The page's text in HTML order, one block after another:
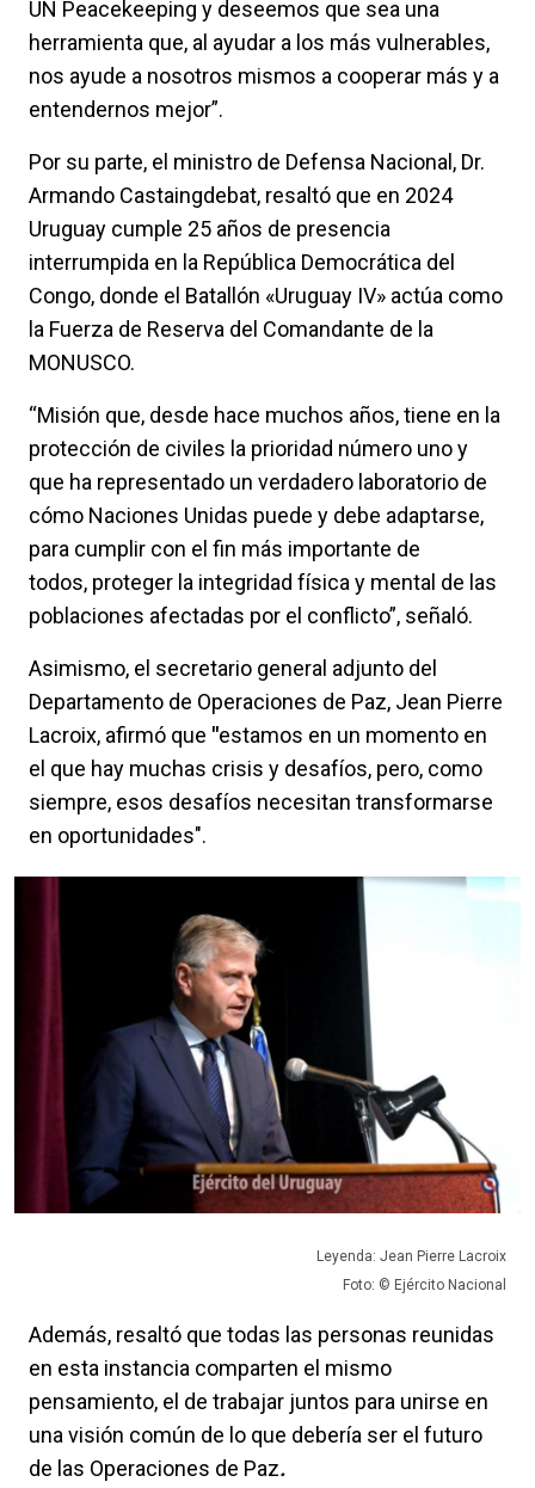
UN Peacekeeping y deseemos que sea una
herramienta que, al ayudar a los más vulnerables,
nos ayude a nosotros mismos a cooperar más y a
entendernos mejor”.
Por su parte, el ministro de Defensa Nacional, Dr.
Armando Castaingdebat, resaltó que en 2024
Uruguay cumple 25 años de presencia
interrumpida en la República Democrática del
Congo, donde el Batallón «Uruguay IV» actúa como
la Fuerza de Reserva del Comandante de la
MONUSCO.
“Misión que, desde hace muchos años, tiene en la
protección de civiles la prioridad número uno y
que ha representado un verdadero laboratorio de
cómo Naciones Unidas puede y debe adaptarse,
para cumplir con el fin más importante de
todos, proteger la integridad física y mental de las
poblaciones afectadas por el conflicto”, señaló.
Asimismo, el secretario general adjunto del
Departamento de Operaciones de Paz, Jean Pierre
Lacroix, afirmó que "estamos en un momento en
el que hay muchas crisis y desafíos, pero, como
siempre, esos desafíos necesitan transformarse
en oportunidades".
Leyenda: Jean Pierre Lacroix
Foto: © Ejército Nacional
Además, resaltó que todas las personas reunidas
en esta instancia comparten el mismo
pensamiento, el de trabajar juntos para unirse en
una visión común de lo que debería ser el futuro
de las Operaciones de Paz.